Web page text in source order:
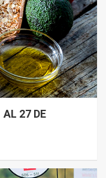
27 DE